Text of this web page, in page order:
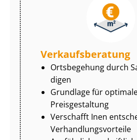
Ver­kaufs­be­ra­tung
Ortsbegehung durch
di­gen
Grundlage für
Preisgestaltung
Verschafft Inen
Ver­hand­lungs­vor­tei­le